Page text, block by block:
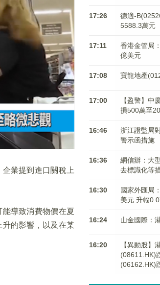
業提到進口關稅上
導致消費物價在夏
的影響，以及在某
17:26
德適-
5588.3萬元
17:11
香港金管局
億美元
17:08 寶龍地產
17:00
【盈警】中
損500萬至
16:46
浙江證監局
警示函措施
16:36
網信辦：大
去標識化等
16:30
國家外匯局
美元 升幅
16:24 山金國際：
16:20
【異動股】
(08611.HK)
(06162.HK)